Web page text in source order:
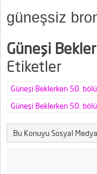
güneşsiz
Güneşi
Etiketler
Güneşi Beklerken 50.
Güneşi Beklerken 50.
Bu Konuyu Sosyal